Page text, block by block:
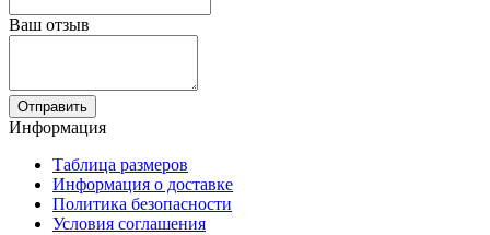
Ваш отзыв
Отправить
Информация
Таблица размеров
Информация о доставке
Политика безопасности
Условия соглашения